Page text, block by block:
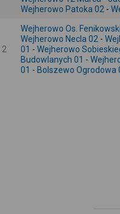
Wejherowo Patoka 02 -
2
Wejherowo Os.
Wejherowo Necla 02 -
01 - Wejherowo
Budowlanych 01 -
01 - Bolszewo Ogrodowa